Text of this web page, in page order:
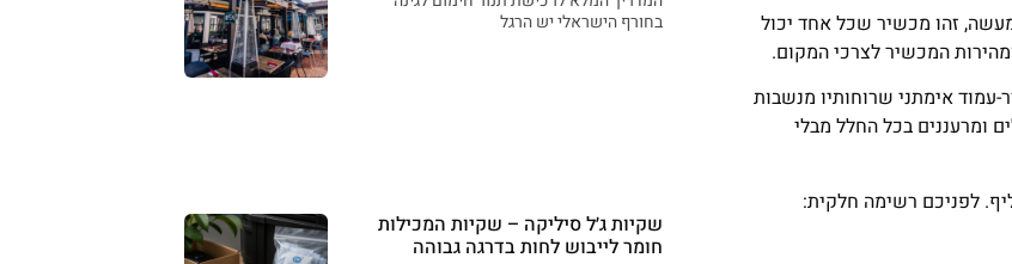
זהו מכשיר שכל אחד יכול
המכשיר לצרכי המקום.
עמוד אימתני שרוחותיו מנשבות
ומרעננים בכל החלל מבלי
לפניכם רשימה חלקית:
בחורף הישראלי יש הרגל
שקיות ג׳ל סיליקה – שקיות המכילות
חומר לייבוש לחות בדרגה גבוהה